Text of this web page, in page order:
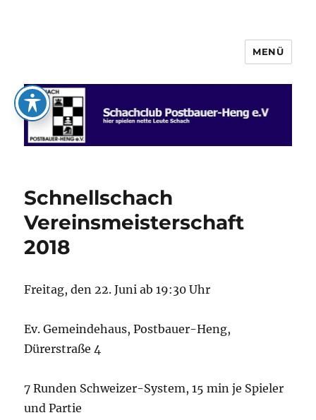
Schachclub Postbauer-Heng e.V.
MENÜ
Schnellschach
Vereinsmeisterschaft
2018
Freitag, den 22. Juni ab 19:30 Uhr
Ev. Gemeindehaus, Postbauer-Heng,
Dürerstraße 4
7 Runden Schweizer-System, 15 min je Spieler
und Partie